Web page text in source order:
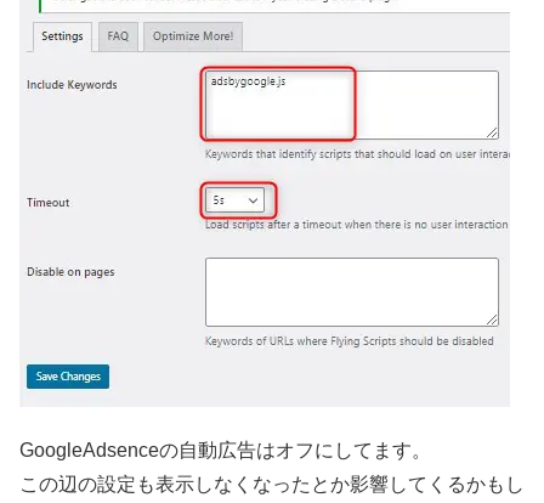
GoogleAdsenceの自動広告はオフにしてます。
この辺の設定も表示しなくなったとか影響してくるかもし